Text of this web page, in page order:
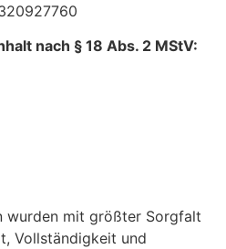
nach § 18 Abs. 2 MStV:
wurden mit größter Sorgfalt
Vollständigkeit und